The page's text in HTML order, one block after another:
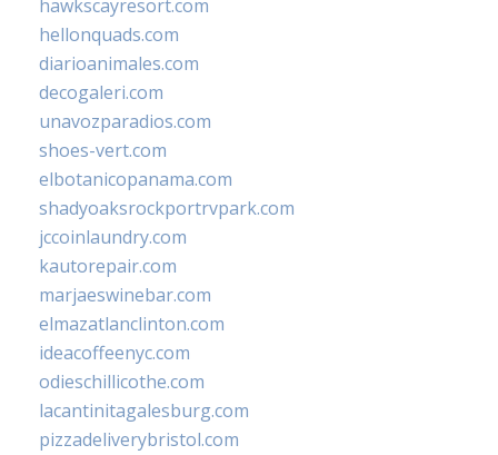
hawkscayresort.com
hellonquads.com
diarioanimales.com
decogaleri.com
unavozparadios.com
shoes-vert.com
elbotanicopanama.com
shadyoaksrockportrvpark.com
jccoinlaundry.com
kautorepair.com
marjaeswinebar.com
elmazatlanclinton.com
ideacoffeenyc.com
odieschillicothe.com
lacantinitagalesburg.com
pizzadeliverybristol.com